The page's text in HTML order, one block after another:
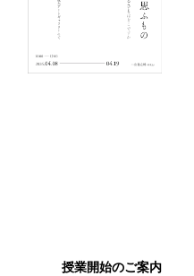
授業開始のご案内